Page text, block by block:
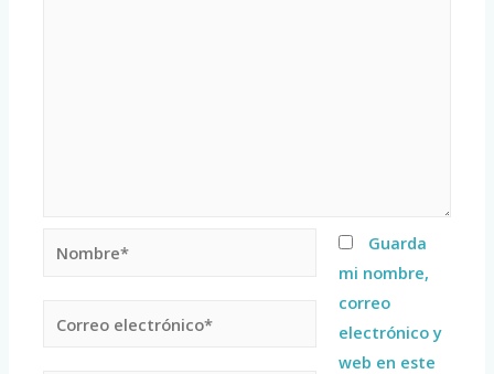
Guarda
mi nombre,
correo
electrónico y
web en este